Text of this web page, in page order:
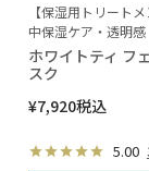
【保湿用トリート
中保湿ケア・透明感
ホワイトティ フ
スク
¥7,920税込
5.00